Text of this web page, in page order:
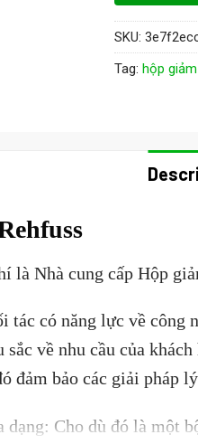
SKU:
Tag: hộp
là Nhà cung cấp Hộp
tác có năng lực về công
về nhu cầu của
đảm bảo các giải
dạng: Cho dù đó là một